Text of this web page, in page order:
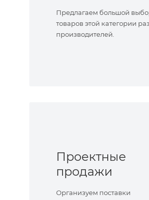
Предлагаем большой
товаров этой категории
производителей.
Проектные
продажи
Организуем поставки